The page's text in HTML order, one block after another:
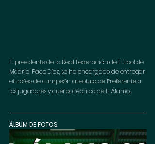
El presidente de la Real Federación de Fútbol de
Madrid, Paco Díez, se ha encargado de entregar
el trofeo de campeón absoluto de Preferente a
los jugadores y cuerpo técnico de El Álamo.
ÁLBUM DE FOTOS